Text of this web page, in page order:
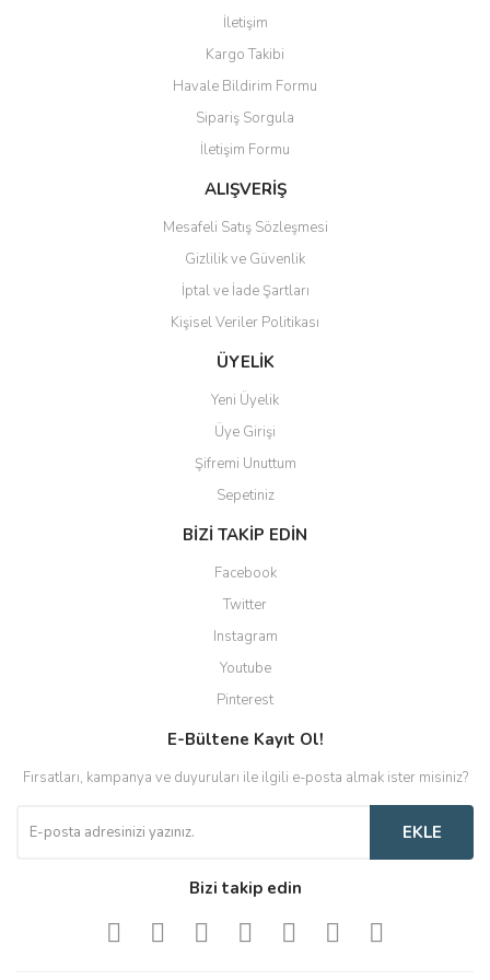
Yorum Yaz
Ürün resmi kalitesiz, bozuk veya görüntülenemiyor.
Ürün açıklamasında eksik bilgiler bulunuyor.
Ürün bilgilerinde hatalar bulunuyor.
Ürün fiyatı diğer sitelerden daha pahalı.
Bu ürüne benzer farklı alternatifler olmalı.
Gönder
İletişim
Kargo Takibi
Havale Bildirim Formu
Sipariş Sorgula
İletişim Formu
ALIŞVERİŞ
Mesafeli Satış Sözleşmesi
Gizlilik ve Güvenlik
İptal ve İade Şartları
Kişisel Veriler Politikası
ÜYELİK
Yeni Üyelik
Üye Girişi
Şifremi Unuttum
Sepetiniz
BİZİ TAKİP EDİN
Facebook
Twitter
Instagram
Youtube
Pinterest
E-Bültene Kayıt Ol!
Fırsatları, kampanya ve duyuruları ile ilgili e-posta almak ister misiniz?
EKLE
Bizi takip edin